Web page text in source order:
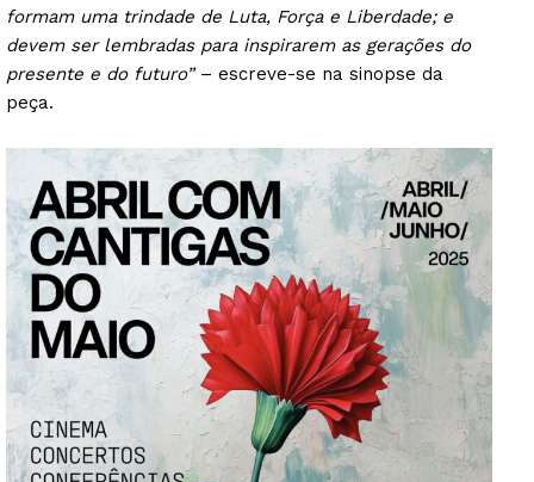
formam uma trindade de Luta, Força e Liberdade; e
devem ser lembradas para inspirarem as gerações do
presente e do futuro”– escreve-se na sinopse da
peça.